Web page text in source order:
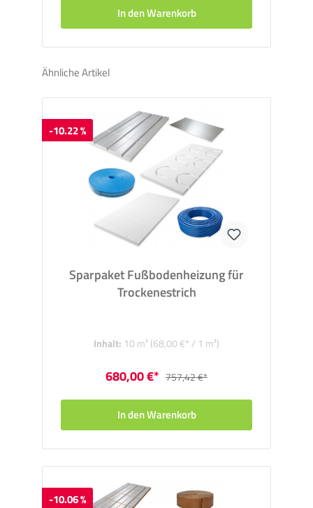
In den Warenkorb
Ähnliche Artikel
-10.22 %
Sparpaket Fußbodenheizung für
Trockenestrich
Inhalt: 10 m² (68,00 €* / 1 m²)
680,00 €* 757,42 €*
In den Warenkorb
-10.06 %